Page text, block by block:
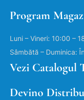
Program
Luni – Vineri: 10:00 –
Sâmbătă – Duminica:
Vezi Catalogul
Devino